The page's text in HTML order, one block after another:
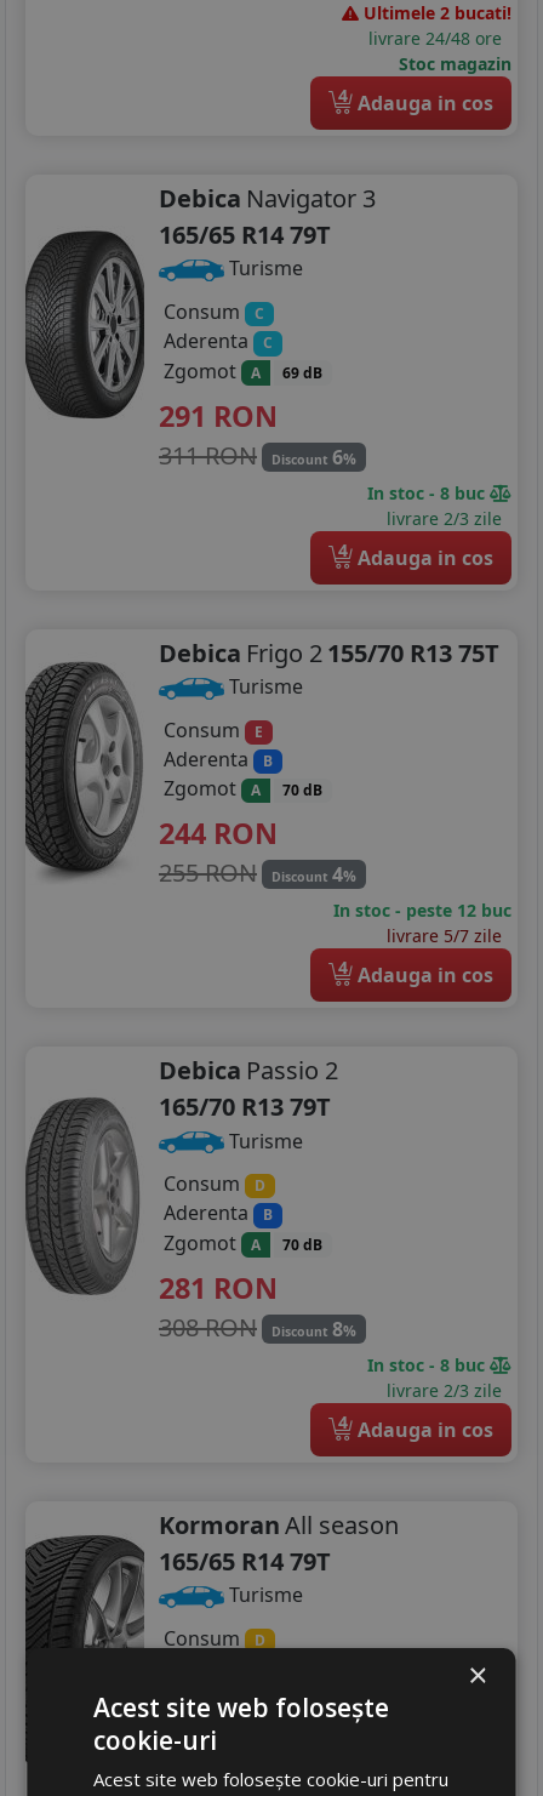
Ultimele 2 bucati!
livrare 24/48 ore
Stoc magazin
4 Adauga in cos
Debica Navigator 3
165/65 R14 79T
Turisme
Consum
C
Aderenta C
Zgomot A 69 dB
291 RON
311 RON Discount 6%
In stoc - 8 buc
livrare 2/3 zile
4 Adauga in cos
Debica Frigo 2155/70 R13 75T
Turisme
Consum
E
Aderenta B
Zgomot A 70 dB
244 RON
255 RON Discount 4%
In stoc - peste 12 buc
livrare 5/7 zile
4 Adauga in cos
Debica Passio 2
165/70 R13 79T
Turisme
Consum
D
Aderenta B
Zgomot A 70 dB
281 RON
308 RON Discount 8%
In stoc - 8 buc
livrare 2/3 zile
4 Adauga in cos
KormoranAll season
165/65 R14 79T
Turisme
Consum
D
Zgomot A 69 dB
274RON
292 RON Discount6%
×
Acest site web folosește
cookie-uri
Acest site web folosește cookie-uri pentru